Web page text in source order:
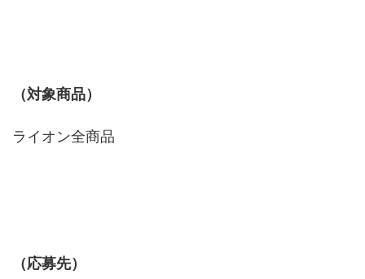
（対象商品）
ライオン全商品
（応募先）